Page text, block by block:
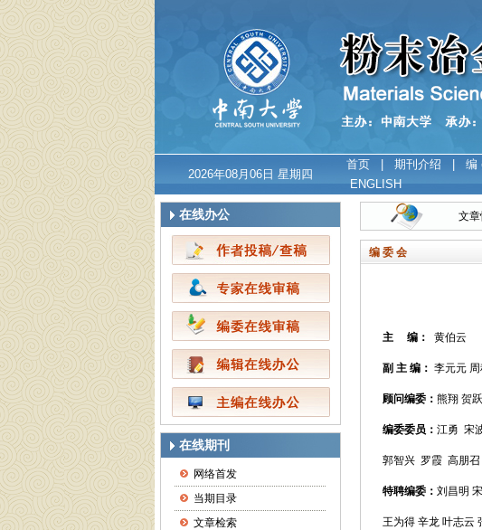
2026年08月06日 星期四
首页 期刊介绍 编
ENGLISH
在线办公
在线期刊
网络首发
当期目录
文章检索
文
编 委 会
主 编： 黄伯云
副 主 编： 李元元
顾问编委： 熊翔 贺
编委委员： 江勇 宋
郭智兴 罗霞 高朋召
特聘编委： 刘昌明
王为得 辛龙 叶志云